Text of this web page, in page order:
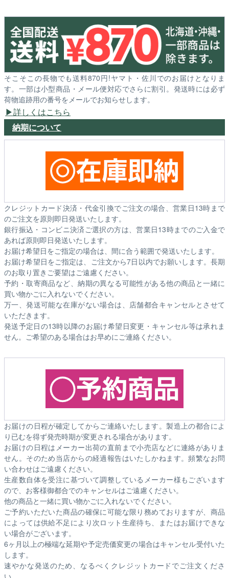
そこそこの長物でも送料870円!ヤマト・佐川でのお届けとなりま
す。一部は小型商品・メール便対応でさらに割引。発送時には必ず
荷物追跡用の番号をメールでお知らせします。
詳しくはこちら
納期について
クレジットカード決済・代金引換でご注文の場合、営業日13時まで
のご注文を原則即日発送いたします。
銀行振込・コンビニ決済ご選択の方は、営業日13時までのご入金で
あれば原則即日発送いたします。
お届け希望日をご指定の場合は、間に合う範囲で発送いたします。
お届け希望日をご指定は、ご注文から7日以内でお願いします。長期
のお取り置きご要望はご遠慮ください。
予約・取寄商品など、納期の異なる可能性がある他の商品と一緒に
買い物かごに入れないでください。
万一、発送可能な在庫がない場合は、店舗都合キャンセルとさせて
いただきます。
発送予定日の13時以降のお届け希望日変更・キャンセル等は承れま
せん。ご希望のある場合はお早めにご連絡ください。
お届けの日程が確定してからご連絡いたします。製造上の都合によ
り已むを得ず発売時期が変更される場合があります。
お届けの日程はメーカー出荷の直前まで小売店などに連絡がありま
せん。そのため当店からの経過報告はいたしかねます。頻繁なお問
い合わせはご遠慮ください。
生産数自体を受注に基づいて調整しているメーカー様もございます
ので、お客様御都合でのキャンセルはご遠慮ください。
他の商品と一緒に買い物かごに入れないでください。
ご予約いただいた商品の確保に可能な限り務めておりますが、商品
によっては供給不足により次ロット生産待ち、またはお届けできな
い場合がございます。
6ヶ月以上の極端な延期や予定売価変更の場合はキャンセル受付いた
します。
速やかな発送のため、なるべくクレジットカードでご注文くださ
い。